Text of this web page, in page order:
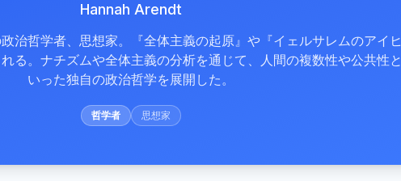
Hannah Arendt
治哲学者、思想家。『全体主義の起原』や『イェルサレムのアイヒ
る。ナチズムや全体主義の分析を通じて、人間の複数性や公共性と
いった独自の政治哲学を展開した。
哲学者 思想家